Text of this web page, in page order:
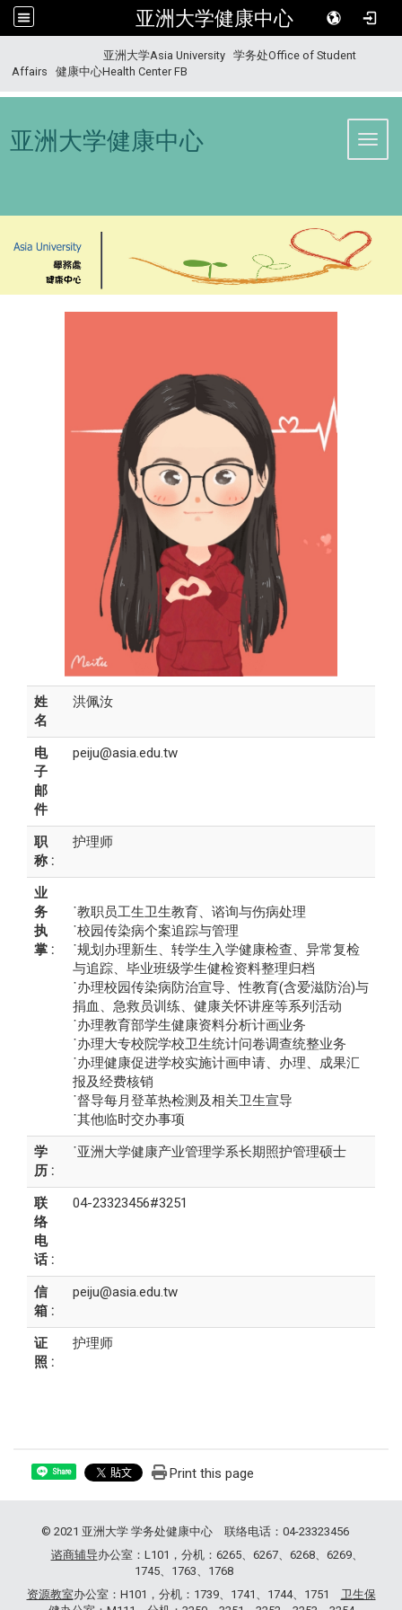
亚洲大学健康中心
亚洲大学Asia University
学务处Office of Student
Affairs
健康中心Health Center FB
亚洲大学健康中心
姓
名
洪佩汝
电
子
邮
件
peiju@asia.edu.tw
职
称 :
护理师
业
务
执
掌 :
˙教职员工生卫生教育、谘询与伤病处理
˙校园传染病个案追踪与管理
˙规划办理新生、转学生入学健康检查、异常复检
与追踪、毕业班级学生健检资料整理归档
˙办理校园传染病防治宣导、性教育(含爱滋防治)与
捐血、急救员训练、健康关怀讲座等系列活动
˙办理教育部学生健康资料分析计画业务
˙办理大专校院学校卫生统计问卷调查统整业务
˙办理健康促进学校实施计画申请、办理、成果汇
报及经费核销
˙督导每月登革热检测及相关卫生宣导
˙其他临时交办事项
学
历 :
˙亚洲大学健康产业管理学系长期照护管理硕士
联
络
电
话 :
04-23323456#3251
信
箱 :
peiju@asia.edu.tw
证
照 :
护理师
Share Print this page
© 2021 亚洲大学 学务处健康中心 联络电话：04-23323456
谘商辅导办公室：L101，分机：6265、6267、6268、6269、
1745、1763、1768
资源教室办公室：H101，分机：1739、1741、1744、1751 卫生保